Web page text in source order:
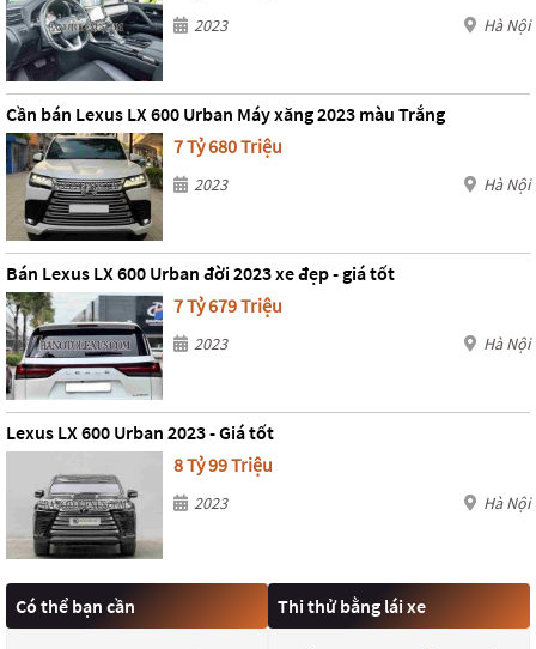
2023 Hà Nội
Cần bán Lexus LX 600 Urban Máy xăng 2023 màu Trắng
7 Tỷ 680 Triệu
2023 Hà Nội
Bán Lexus LX 600 Urban đời 2023 xe đẹp - giá tốt
7 Tỷ 679 Triệu
2023 Hà Nội
Lexus LX 600 Urban 2023 - Giá tốt
8 Tỷ 99 Triệu
2023 Hà Nội
Có thể bạn cần Thi thử bằng lái xe